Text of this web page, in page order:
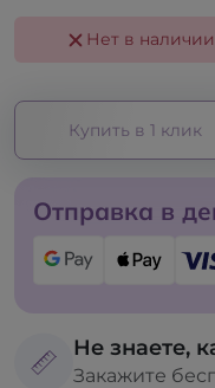
Нет в наличии
Купить в 1 клик
Отправка в
Не знаете,
Закажите